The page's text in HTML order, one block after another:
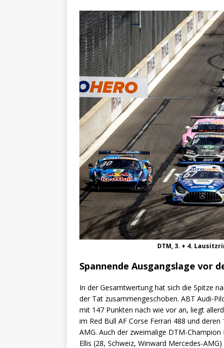
DTM, 3. + 4.
Spannende Ausgangslage vor
In der Gesamtwertung hat sich die Spitze
der Tat zusammengeschoben. ABT Audi-
mit 147 Punkten nach wie vor an, liegt
im Red Bull AF Corse Ferrari 488 und
AMG. Auch der zweimalige DTM-
Ellis (28, Schweiz, Winward Mercedes-